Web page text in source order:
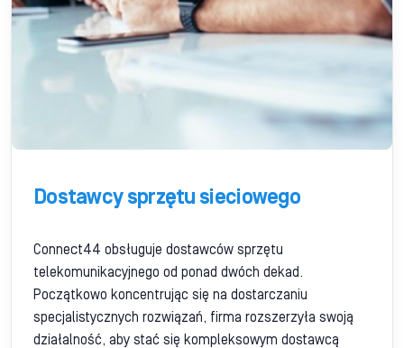
Dostawcy sprzętu sieciowego
Connect44 obsługuje dostawców sprzętu
telekomunikacyjnego od ponad dwóch dekad.
Początkowo koncentrując się na dostarczaniu
specjalistycznych rozwiązań, firma rozszerzyła swoją
działalność, aby stać się kompleksowym dostawcą